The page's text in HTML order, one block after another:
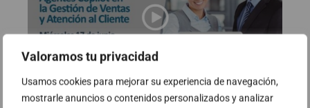
Valoramos tu privacidad
Usamos cookies para mejorar su experiencia de navegación,
mostrarle anuncios o contenidos personalizados y analizar